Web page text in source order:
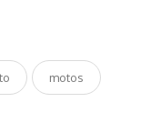
motos